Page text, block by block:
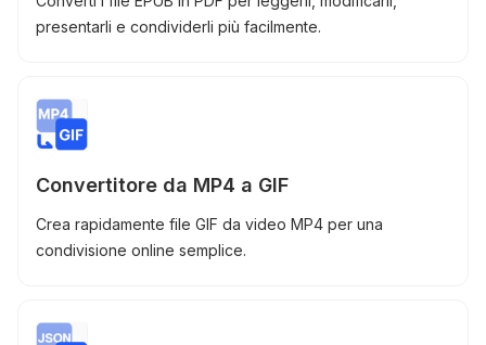
presentarli e condividerli più facilmente.
Convertitore da MP4 a GIF
Crea rapidamente file GIF da video MP4 per una
condivisione online semplice.